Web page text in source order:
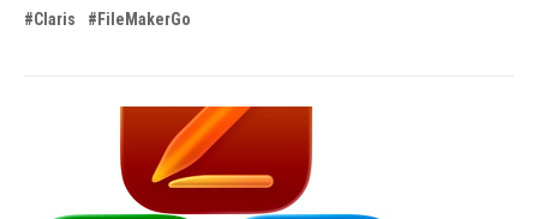
#Claris #FileMakerGo